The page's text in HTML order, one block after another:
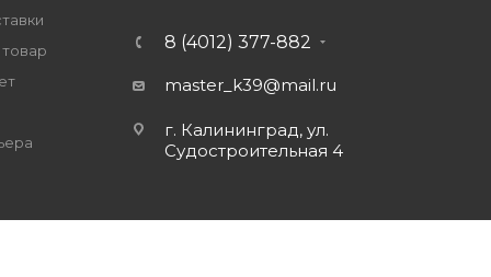
8 (4012) 377-882
master_k39@mail.ru
г. Калининград, ул.
Судостроительная 4